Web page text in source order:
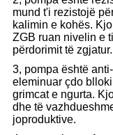
mund t'i rezistojë
kalimin e kohës.
ZGB ruan nivelin e
përdorimit të zgjatur.
3, pompa është
eleminuar çdo
grimcat e ngurta.
dhe të
joproduktive.